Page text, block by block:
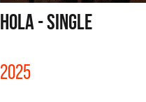
HOLA - SINGLE
2025